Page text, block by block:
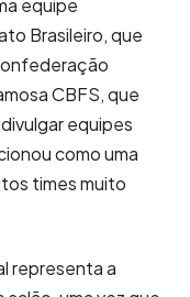
equipe
Brasileiro, que
CBFS, que
equipes
como uma
times muito
representa a